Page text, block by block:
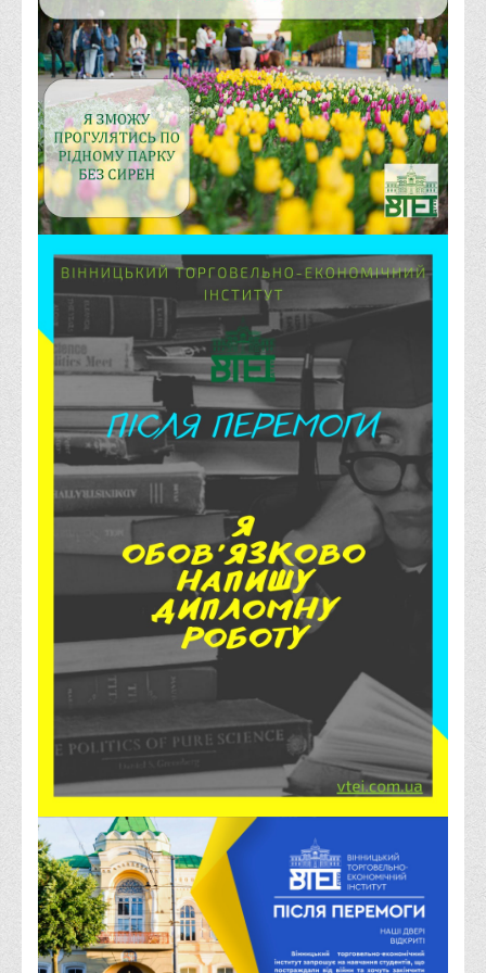
стипендій"
Порядок розрахунків за договорами
Положення про порядок розрахунків за договорами про
навчання(підготовку) громадян України
Порядок надання освітніх платних послуг
Перелік платних освітніх та інших послуг
Путівник першокурсника
Етичний кодекс здобувача вищої освіти
IP дайджест для студентів: про захист прав інтелектуальної
Система управління навчанням
Розклади, графіки
Розклад дзвінків
Розклад занять і сесій
Графіки освітнього процесу
Реєстр вибіркових дисциплін
Студентське наукове товариство «ВАТРА»
ТОП-20 кращих студентів
ТОП-20 кращих студентів 2025
ТОП-20 кращих студентів 2024
ТОП-20 кращих студентів 2023
ТОП-20 кращих студентів 2022
ТОП-20 кращих студентів 2021
ТОП-20 кращих студентів 2020
ТОП-20 кращих студентів 2019
ТОП-20 кращих студентів 2018
ТОП-20 кращих студентів 2017